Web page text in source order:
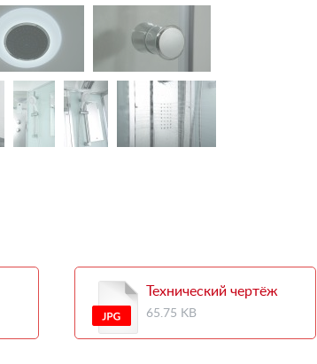
Технический чертёж
65.75 KB